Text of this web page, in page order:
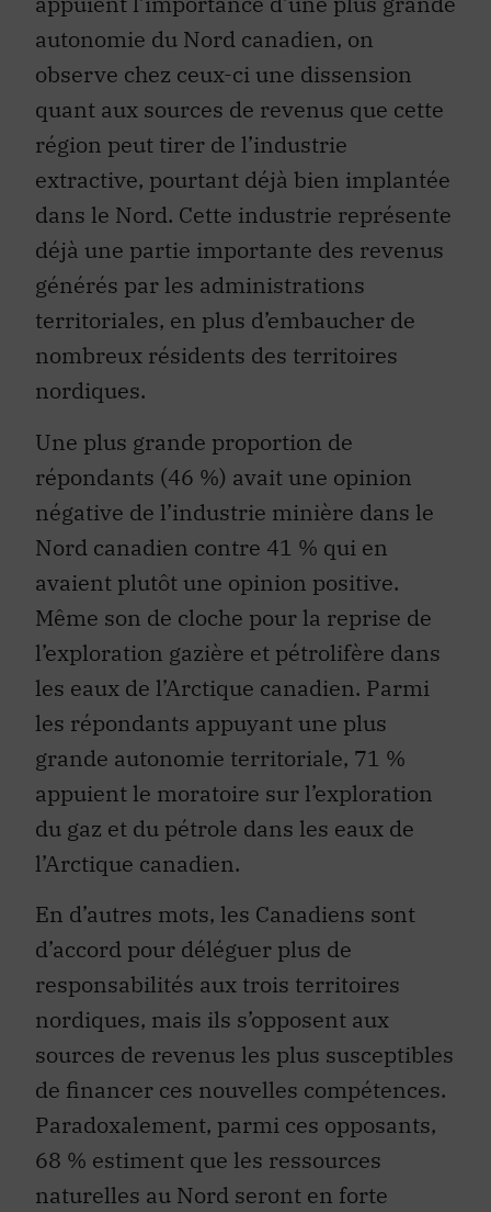
autonomie du Nord canadien, on
observe chez ceux-ci une dissension
quant aux sources de revenus que cette
région peut tirer de l’industrie
extractive, pourtant déjà bien implantée
dans le Nord. Cette industrie représente
déjà une partie importante des revenus
générés par les administrations
territoriales, en plus d’embaucher de
nombreux résidents des territoires
nordiques.
Une plus grande proportion de
répondants (46 %) avait une opinion
négative de l’industrie minière dans le
Nord canadien contre 41 % qui en
avaient plutôt une opinion positive.
Même son de cloche pour la reprise de
l’exploration gazière et pétrolifère dans
les eaux de l’Arctique canadien. Parmi
les répondants appuyant une plus
grande autonomie territoriale, 71 %
appuient le moratoire sur l’exploration
du gaz et du pétrole dans les eaux de
l’Arctique canadien.
En d’autres mots, les Canadiens sont
d’accord pour déléguer plus de
responsabilités aux trois territoires
nordiques, mais ils s’opposent aux
sources de revenus les plus susceptibles
de financer ces nouvelles compétences.
Paradoxalement, parmi ces opposants,
68 % estiment que les ressources
naturelles au Nord seront en forte